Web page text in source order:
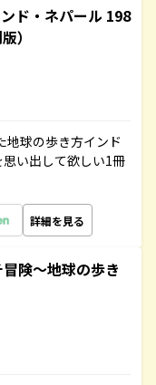
ド・ネパール 198
）
地球の歩き方インド
い出して欲しい1冊
詳細を見る
険～地球の歩き